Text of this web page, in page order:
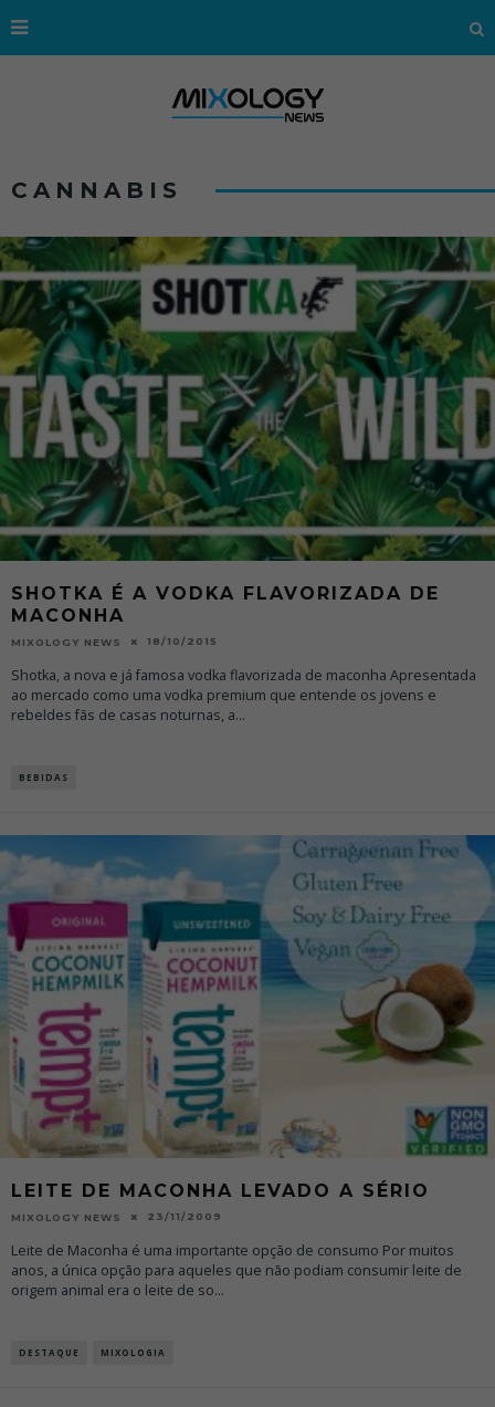
CANNABIS
SHOTKA É A VODKA FLAVORIZADA DE
MACONHA
MIXOLOGY NEWS 18/10/2015
Shotka, a nova e já famosa vodka flavorizada de maconha Apresentada
ao mercado como uma vodka premium que entende os jovens e
rebeldes fãs de casas noturnas, a...
BEBIDAS
LEITE DE MACONHA LEVADO A SÉRIO
MIXOLOGY NEWS 23/11/2009
Leite de Maconha é uma importante opção de consumo Por muitos
anos, a única opção para aqueles que não podiam consumir leite de
origem animal era o leite de so...
DESTAQUE MIXOLOGIA